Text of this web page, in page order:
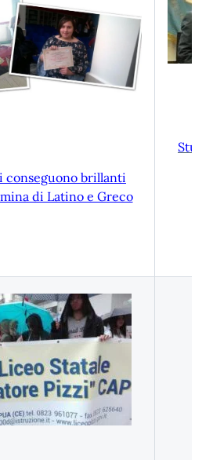
conseguono brillanti
di Latino e Greco